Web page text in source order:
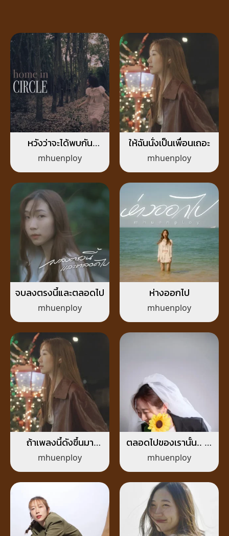
หวังว่าจะได้พบกัน
(home in circle)
mhuenploy
ให้ฉันนั่งเป็นเพื่อนเถอะ
mhuenploy
จบลงตรงนี้และตลอดไป
mhuenploy
ห่างออกไป
mhuenploy
ถ้าเพลงนี้ดังขึ้นมา
(SINCE WHEN?)
mhuenploy
ตลอดไปของเรานั้น.. จะ
นานแค่ไหน
mhuenploy